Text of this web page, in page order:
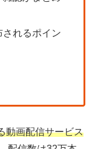
れるポイン
動画配信サービス